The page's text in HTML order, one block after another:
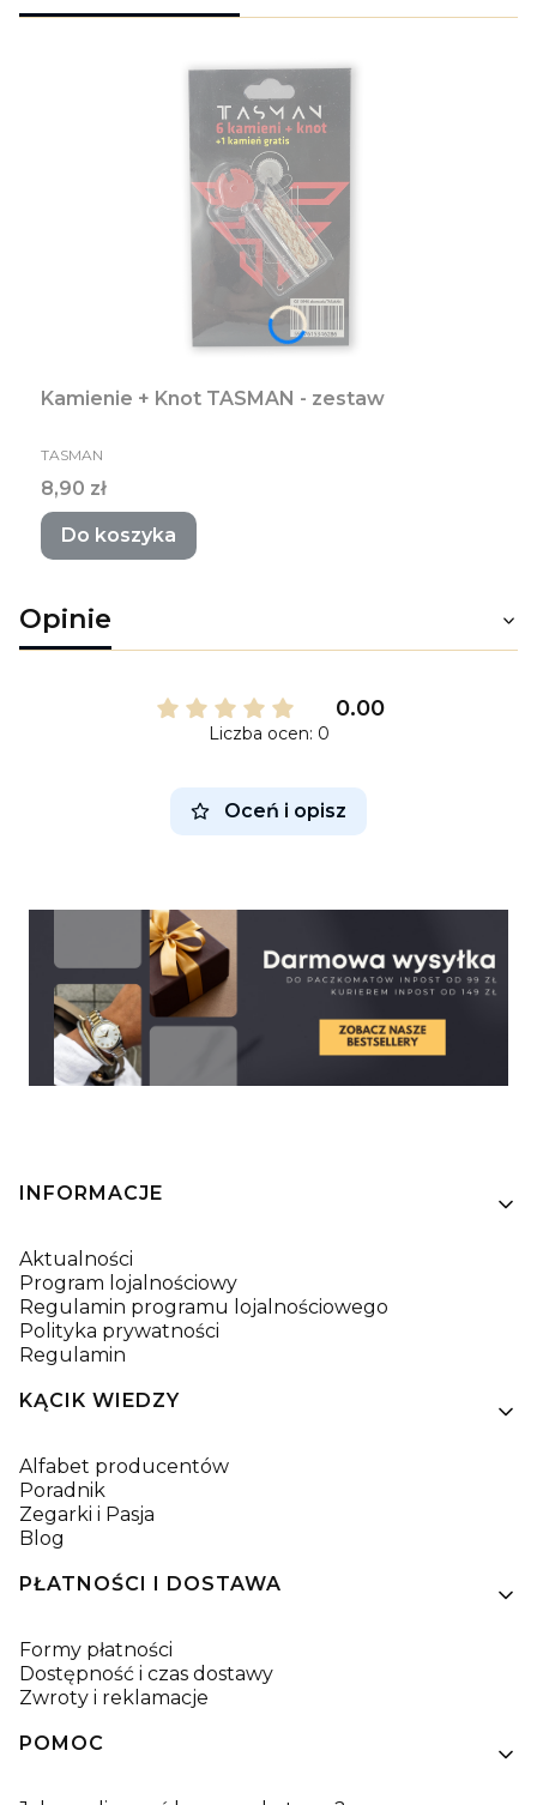
Kamienie + Knot TASMAN - zestaw
PRODUCENT
TASMAN
Cena
8,90 zł
Do koszyka
Opinie
0.00
Liczba ocen: 0
Oceń i opisz
Linki w stopce
INFORMACJE
Aktualności
Program lojalnościowy
Regulamin programu lojalnościowego
Polityka prywatności
Regulamin
KĄCIK WIEDZY
Alfabet producentów
Poradnik
Zegarki i Pasja
Blog
PŁATNOŚCI I DOSTAWA
Formy płatności
Dostępność i czas dostawy
Zwroty i reklamacje
POMOC